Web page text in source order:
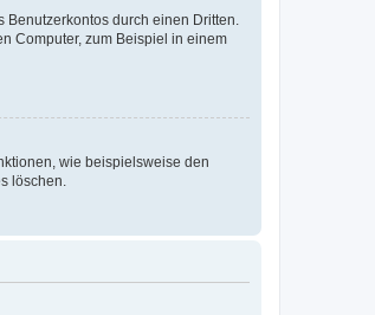
durch einen Dritten.
Computer, zum Beispiel in einem
wie beispielsweise den
löschen.